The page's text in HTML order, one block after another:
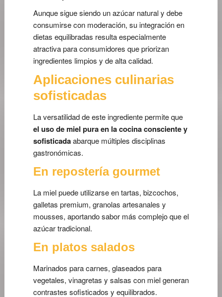
Aunque sigue siendo un azúcar natural y debe
consumirse con moderación, su integración en
dietas equilibradas resulta especialmente
atractiva para consumidores que priorizan
ingredientes limpios y de alta calidad.
Aplicaciones culinarias
sofisticadas
La versatilidad de este ingrediente permite que
el uso de miel pura en la cocina consciente y
sofisticadaabarque múltiples disciplinas
gastronómicas.
En repostería gourmet
La miel puede utilizarse en tartas, bizcochos,
galletas premium, granolas artesanales y
mousses, aportando sabor más complejo que el
azúcar tradicional.
En platos salados
Marinados para carnes, glaseados para
vegetales, vinagretas y salsas con miel generan
contrastes sofisticados y equilibrados.